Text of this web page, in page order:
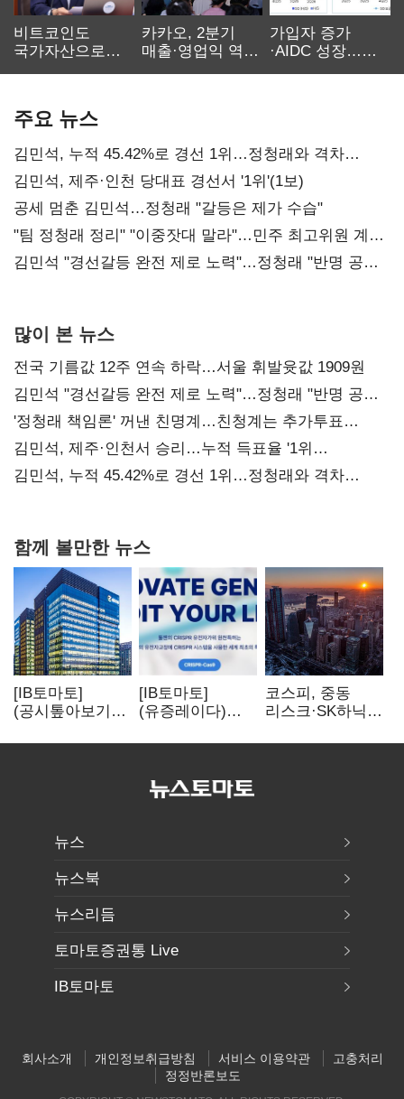
비트코인도
국가자산으로…'
카카오, 2분기
매출·영업익 역대
가입자 증가
·AIDC 성장…
주요 뉴스
김민석, 누적 45.42%로 경선 1위…정청래와 격차
0.86%p(2보)
김민석, 제주·인천 당대표 경선서 '1위'(1보)
공세 멈춘 김민석…정청래 "갈등은 제가 수습"
"팀 정청래 정리" "이중잣대 말라"…민주 최고위원 계파
다툼 격화
김민석 "경선갈등 완전 제로 노력"…정청래 "반명 공세
많이 본 뉴스
전국 기름값 12주 연속 하락…서울 휘발윳값 1909원
김민석 "경선갈등 완전 제로 노력"…정청래 "반명 공세
사과부터"
'정청래 책임론' 꺼낸 친명계…친청계는 추가투표
때리기
김민석, 제주·인천서 승리…누적 득표율 '1위
탈환'(종합)
김민석, 누적 45.42%로 경선 1위…정청래와 격차
함께 볼만한 뉴스
[IB토마토]
(공시톺아보기)
바로 매출로
[IB토마토]
(유증레이다)
3분의 1 토막…
비용부터 챙긴다
코스피, 중동
리스크·SK하닉
뒷걸음
뉴스
뉴스북
뉴스리듬
토마토증권통 Live
IB토마토
회사소개 개인정보취급방침 서비스 이용약관
고충처리
정정반론보도